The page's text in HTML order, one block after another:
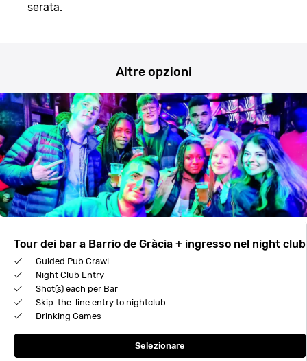
serata.
Altre opzioni
Tour dei bar a Barrio de Gràcia + ingresso nel night club
Guided Pub Crawl
Night Club Entry
Shot(s) each per Bar
Skip-the-line entry to nightclub
Drinking Games
Selezionare